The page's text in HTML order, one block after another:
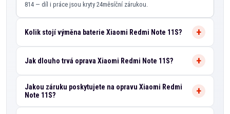
814 — díl i práce jsou kryty 24měsíční zárukou.
Kolik stojí výměna baterie Xiaomi Redmi Note 11S?
Jak dlouho trvá oprava Xiaomi Redmi Note 11S?
Jakou záruku poskytujete na opravu Xiaomi Redmi
Note 11S?